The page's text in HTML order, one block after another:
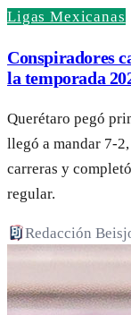
Ligas Mexicanas
Conspiradores
la temporada
Querétaro pegó
llegó a mandar 7-
carreras y
regular.
Redacción